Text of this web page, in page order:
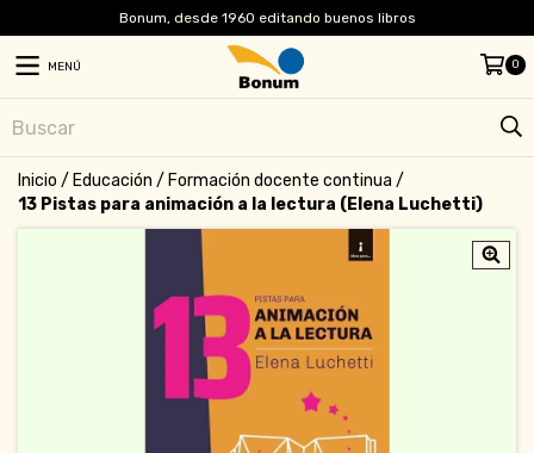
Bonum, desde 1960 editando buenos libros
MENÚ 0
Inicio / Educación / Formación docente continua /
13 Pistas para animación a la lectura (Elena Luchetti)